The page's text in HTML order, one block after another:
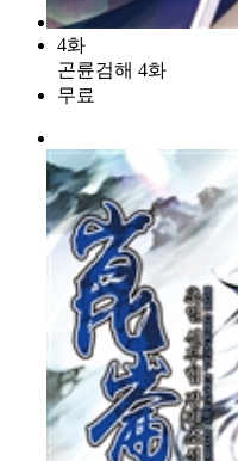
4화
곤륜검해 4화
무료